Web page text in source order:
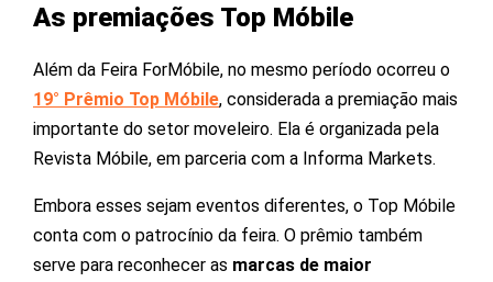
As premiações Top Móbile
Além da Feira ForMóbile, no mesmo período ocorreu o
19° Prêmio Top Móbile, considerada a premiação mais
importante do setor moveleiro. Ela é organizada pela
Revista Móbile, em parceria com a Informa Markets.
Embora esses sejam eventos diferentes, o Top Móbile
conta com o patrocínio da feira. O prêmio também
serve para reconhecer as marcas de maior